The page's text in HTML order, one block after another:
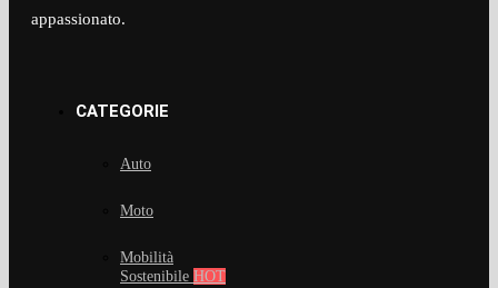
appassionato.​
CATEGORIE
Auto
Moto
Mobilità
Sostenibile HOT